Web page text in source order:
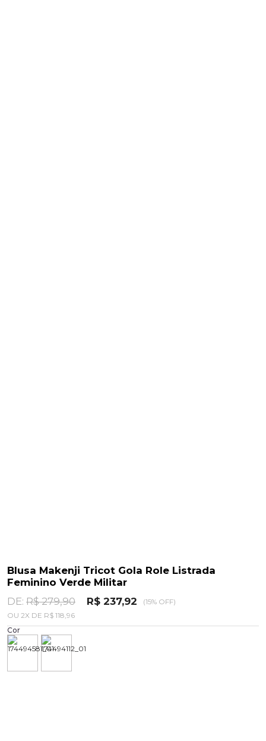
Blusa Makenji Tricot Gola Role Listrada
Feminino Verde Militar
DE: R$ 279,90 R$ 237,92
(15% OFF)
OU 2X DE R$ 118,96
Cor